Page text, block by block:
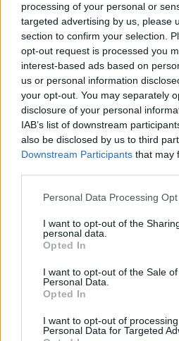
processing of your personal or
targeted advertising by us, please
section to confirm your selection.
opt-out request is processed you
interest-based ads based on
us or personal information
your opt-out. You may separately
disclosure of your personal
IAB’s list of downstream
also be disclosed by us to third
Downstream Participants that may
Please note that this website/app
not limited to your visit or usage
grant or deny consent to Google
use your data for below specified
consent section.
Personal Data Processing
I want to opt-out of the
personal data.
Opted In
I want to opt-out of the Sale
Personal Data.
Opted In
I want to opt-out of
Personal Data for Targeted
életszilánkok
•
Fogyatékkal élő, családos,
pöttyös labdát. Hamarosan